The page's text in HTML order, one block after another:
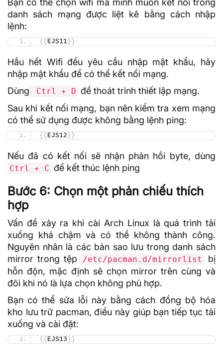
danh sách mạng được liệt kê bằng cách nhập
lệnh:
{{EJS11}}
Hầu hết Wifi đều yêu cầu nhập mật khẩu, hãy
nhập mật khẩu để có thể kết nối mạng.
Dùng
Ctrl + D để thoát trình thiết lập mạng.
Sau khi kết nối mạng, bạn nên kiểm tra xem mạng
có thể sử dụng được không bằng lệnh ping:
{{EJS12}}
Nếu đã có kết nối sẽ nhận phản hồi byte, dùng
Ctrl + C để kết thúc lệnh ping
Bước 6: Chọn một phản chiếu thích
hợp
Vấn đề xảy ra khi cài Arch Linux là quá trình tải
xuống khá chậm và có thể không thành công.
Nguyên nhân là các bản sao lưu trong danh sách
mirror trong tệp
/etc/pacman.d/mirrorlist
bị
hỗn độn, mặc định sẽ chọn mirror trên cùng và
đôi khi nó là lựa chọn không phù hợp.
Bạn có thể sửa lỗi này bằng cách đồng bộ hóa
kho lưu trữ pacman, điều này giúp bạn tiếp tục tải
xuống và cài đặt:
{{EJS13}}